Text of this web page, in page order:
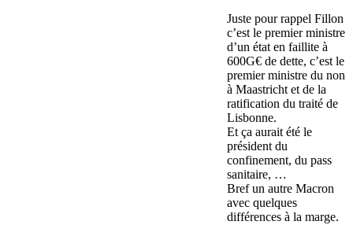
Juste pour rappel Fillon
c’est le premier ministre
d’un état en faillite à
600G€ de dette, c’est le
premier ministre du non
à Maastricht et de la
ratification du traité de
Lisbonne.
Et ça aurait été le
président du
confinement, du pass
sanitaire, …
Bref un autre Macron
avec quelques
différences à la marge.